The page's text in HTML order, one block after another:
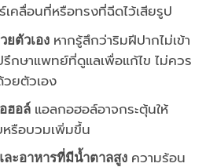
เคลื่อนที่หรือทรงที่ฉีดไว้เสียรูป
ยตัวเองหากรู้สึกว่าริมฝีปากไม่เข้า
กษาแพทย์ที่ดูแลเพื่อแก้ไข ไม่ควร
ยตัวเอง
ฮอล์แอลกอฮอล์อาจกระตุ้นให้
หรือบวมเพิ่มขึ้น
ละอาหารที่มีน้ำตาลสูงความร้อน